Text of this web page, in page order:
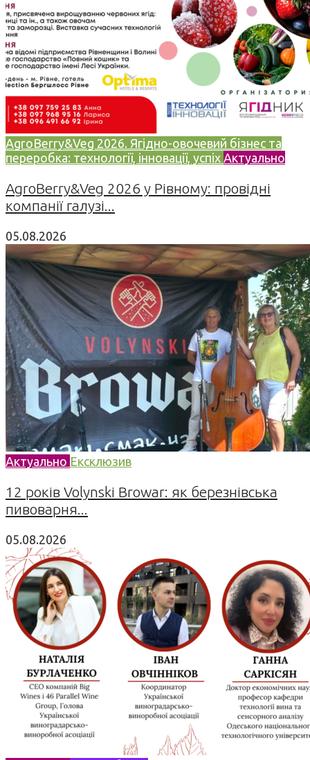
AgroBerry&Veg 2026. Ягідно-овочевий бізнес та
переробка: технології, інновації, успіх Актуально
AgroBerry&Veg 2026 у Рівному: провідні
компанії галузі...
05.08.2026
Актуально Ексклюзив
12 років Volynski Browar: як березнівська
пивоварня...
05.08.2026